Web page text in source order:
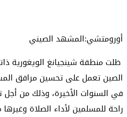
أورومتشي:المشهد الصيني
ظلت منطقة شينجيانغ الويغورية
الصين تعمل على تحسين مرافق
في السنوات الأخيرة، وذلك من
راحة للمسلمين لأداء الصلاة وغيرها